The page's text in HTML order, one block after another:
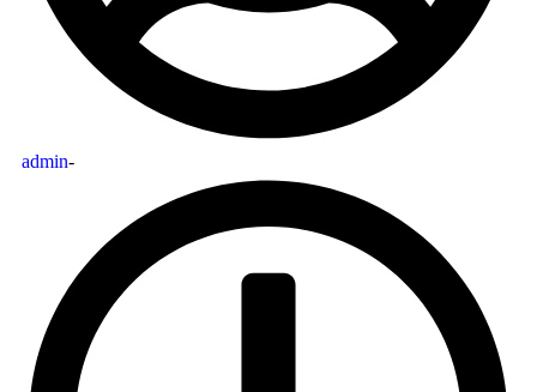
admin-